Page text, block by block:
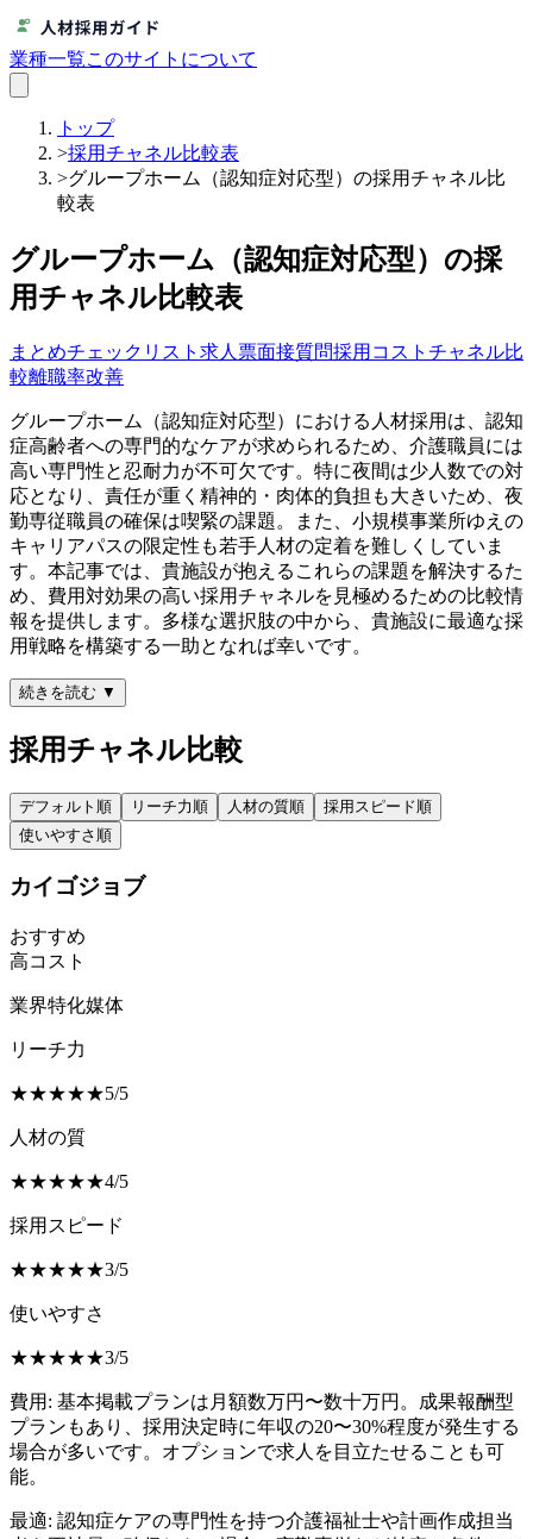
業種一覧このサイトについて
トップ
>採用チャネル比較表
>グループホーム（認知症対応型）の採用チャネル比
較表
グループホーム（認知症対応型）の採
用チャネル比較表
まとめチェックリスト 求人票面接質問採用コスト チャネル比
較離職率改善
グループホーム（認知症対応型）における人材採用は、認知
症高齢者への専門的なケアが求められるため、介護職員には
高い専門性と忍耐力が不可欠です。特に夜間は少人数での対
応となり、責任が重く精神的・肉体的負担も大きいため、夜
勤専従職員の確保は喫緊の課題。また、小規模事業所ゆえの
キャリアパスの限定性も若手人材の定着を難しくしていま
す。本記事では、貴施設が抱えるこれらの課題を解決するた
め、費用対効果の高い採用チャネルを見極めるための比較情
報を提供します。多様な選択肢の中から、貴施設に最適な採
用戦略を構築する一助となれば幸いです。
続きを読む ▼
採用チャネル比較
デフォルト 順 リーチ力 順 人材の質順 採用スピード順
使いやすさ 順
カイゴジョブ
おすすめ
高コスト
業界特化媒体
リーチ力
★★★★★5/5
人材の質
★★★★★4/5
採用スピード
★★★★★3/5
使いやすさ
★★★★★3/5
費用: 基本掲載プランは月額数万円〜数十万円。成果報酬型
プランもあり、採用決定時に年収の20〜30%程度が発生する
場合が多いです。オプションで求人を目立たせることも可
能。
最適: 認知症ケアの専門性を持つ介護福祉士や計画作成担当